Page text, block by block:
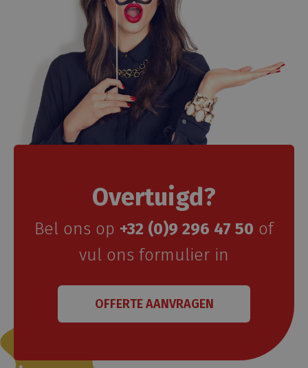
Overtuigd?
Bel ons op +32 (0)9 296 47 50 of
vul ons formulier in
OFFERTE AANVRAGEN